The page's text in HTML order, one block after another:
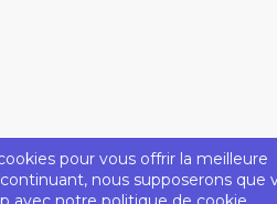
pour vous offrir la meilleure
nous supposerons que